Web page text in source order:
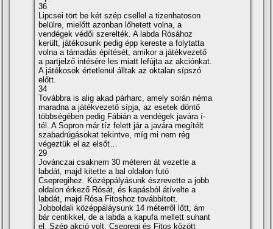
36
Lipcsei tört be két szép csellel a tizenhatoson
belülre, mielőtt azonban lőhetett volna, a
vendégek védői szerelték. A labda Rósához
került, játékosunk pedig épp kereste a folytatta
volna a támadás épí­tését, amikor a játékvezető
a partjelző intésére les miatt lefújta az akciónkat.
A játékosok értetlenül álltak az oktalan sí­pszó
előtt.
34
Továbbra is alig akad párharc, amely során néma
maradna a játékvezető sí­pja, az esetek döntő
többségében pedig Fábián a vendégek javára í­
tél. A Sopron már tí­z felett jár a javára megí­télt
szabadrúgásokat tekintve, mí­g mi nem rég
végeztük el az elsőt…
29
Jovánczai csaknem 30 méteren át vezette a
labdát, majd kitette a bal oldalon futó
Csepregihez. Középpályásunk észrevette a jobb
oldalon érkező Rósát, és kapásból átí­velte a
labdát, majd Rósa Fitoshoz továbbí­tott.
Jobboldali középpáláysunk 14 méterről lőtt, ám
bár centikkel, de a labda a kapufa mellett suhant
el. Szép akció volt, Csepregi és Fitos között